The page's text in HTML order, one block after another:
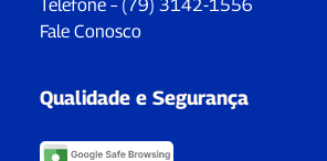
Telefone – (79) 3142-1556
Fale Conosco
Qualidade e Segurança